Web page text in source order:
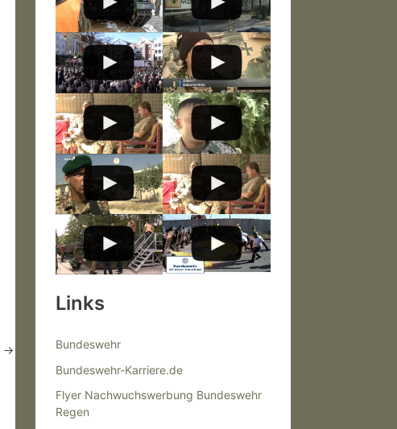
→
Links
Bundeswehr
Bundeswehr-Karriere.de
Flyer Nachwuchswerbung Bundeswehr
Regen